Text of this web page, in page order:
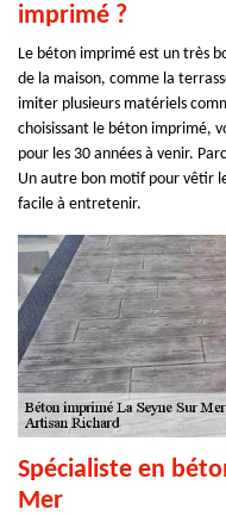
imprimé ?
Le béton imprimé est un très
de la maison, comme la
imiter plusieurs matériels
choisissant le béton imprimé,
pour les 30 années à venir.
Un autre bon motif pour vêtir
facile à entretenir.
Spécialiste en
Mer